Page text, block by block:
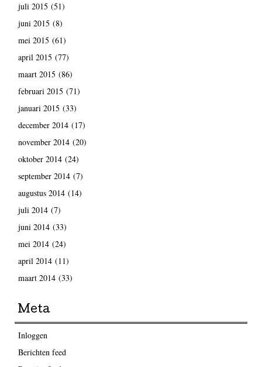
juli 2015 (51)
juni 2015 (8)
mei 2015 (61)
april 2015 (77)
maart 2015 (86)
februari 2015 (71)
januari 2015 (33)
december 2014(17)
november 2014(20)
oktober 2014(24)
september 2014(7)
augustus 2014(14)
juli 2014(7)
juni 2014(33)
mei 2014(24)
april 2014(11)
maart 2014(33)
Meta
Inloggen
Berichten feed